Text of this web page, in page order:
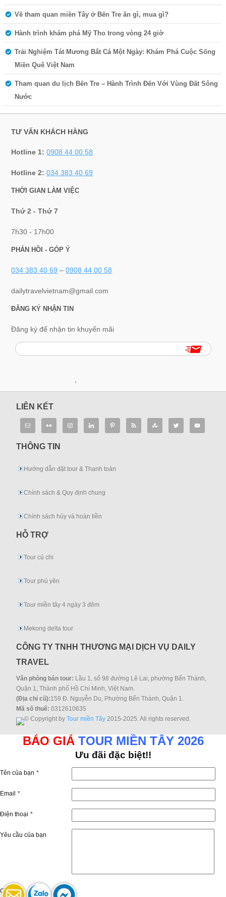
Về tham quan miền Tây ở Bến Tre ăn gì, mua gì?
Hành trình khám phá Mỹ Tho trong vòng 24 giờ
Trải Nghiệm Tát Mương Bắt Cá Một Ngày: Khám Phá Cuộc Sống
Miền Quê Việt Nam
Tham quan du lịch Bến Tre – Hành Trình Đến Với Vùng Đất Sông
Nước
TƯ VẤN KHÁCH HÀNG
Hotline 1:0908 44 00 58
Hotline 2:034 383 40 69
THỜI GIAN LÀM VIỆC
Thứ 2 - Thứ 7
7h30 - 17h00
PHẢN HỒI - GÓP Ý
034 383 40 69 –0908 44 00 58
dailytravelvietnam@gmail.com
ĐĂNG KÝ NHẬN TIN
Đăng ký để nhận tin khuyến mãi
.
LIÊN KẾT
THÔNG TIN
Hướng dẫn đặt tour & Thanh toán
Chính sách & Quy định chung
Chính sách hủy và hoàn tiền
HỖ TRỢ
Tour củ chi
Tour phú yên
Tour miền tây 4 ngày 3 đêm
Mekong delta tour
CÔNG TY TNHH THƯƠNG MẠI DỊCH VỤ DAILY
TRAVEL
Văn phòng bán tour: Lầu 1, số 98 đường Lê Lai, phường Bến Thành,
Quận 1, Thành phố Hồ Chí Minh, Việt Nam.
(Địa chỉ cũ):159 Đ. Nguyễn Du, Phường Bến Thành, Quận 1.
Mã số thuế: 0312610635
© Copyright byTour miền Tây 2015-2025. All rights reserved.
BÁO GIÁ TOUR MIỀN TÂY 2026
Ưu đãi đặc biệt!!
Tên của bạn *
Email *
Điện thoại *
Yêu cầu của bạn
Captcha